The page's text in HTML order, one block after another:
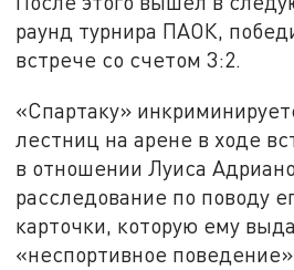
раунд турнира ПАОК,
встрече со счетом 3:2.
«Спартаку»
лестниц на арене в ходе
в отношении Луиса
расследование по поводу
карточки, которую ему
«неспортивное